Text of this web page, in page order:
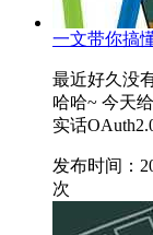
一文带你搞
最近好久没
哈哈~ 今天
实话
发布时间：
次